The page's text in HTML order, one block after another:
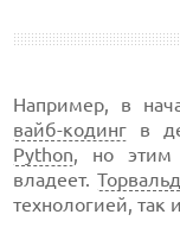
Например, в
вайб-кодинг в
Python, но этим
владеет.
технологией, так